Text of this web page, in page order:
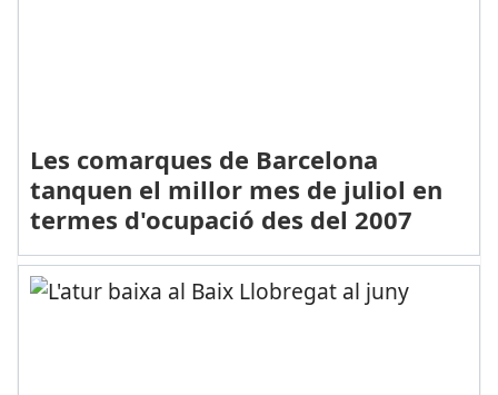
Les comarques de Barcelona
tanquen el millor mes de juliol en
termes d'ocupació des del 2007